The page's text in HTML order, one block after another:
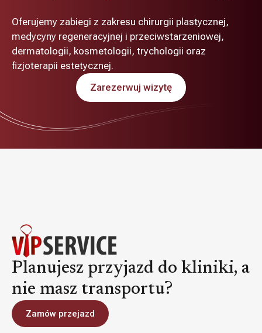
Oferujemy zabiegi z zakresu chirurgii plastycznej,
medycyny regeneracyjnej i przeciwstarzeniowej,
dermatologii, kosmetologii, trychologii oraz
fizjoterapii estetycznej.
Zarezerwuj wizytę
Planujesz przyjazd do kliniki, a
nie masz transportu?
Zamów przejazd